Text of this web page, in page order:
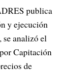
publica
y ejecución
se analizó el
Capitación
de